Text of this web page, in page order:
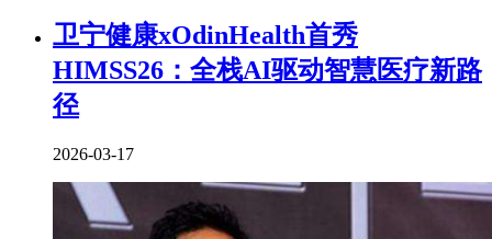
卫宁健康xOdinHealth首秀
HIMSS26：全栈AI驱动智慧医疗新路
径
2026-03-17